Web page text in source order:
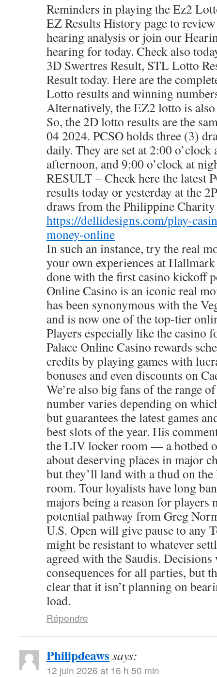
Reminders in playing the Ez2
EZ Results History page to
hearing analysis or join our
hearing for today. Check also
3D Swertres Result, STL Lotto
Result today. Here are the
Lotto results and winning
Alternatively, the EZ2 lotto is
So, the 2D lotto results are the
04 2024. PCSO holds three (3)
daily. They are set at 2:00
afternoon, and 9:00 o’clock at
RESULT – Check here the latest
results today or yesterday at the
draws from the Philippine Charity
https://dellidesigns.com/play-
money-online
In such an instance, try the real
your own experiences at
done with the first casino kickoff
Online Casino is an iconic real
has been synonymous with the
and is now one of the top-tier
Players especially like the casino
Palace Online Casino rewards
credits by playing games with
bonuses and even discounts on
We’re also big fans of the range
number varies depending on
but guarantees the latest games
best slots of the year. His
the LIV locker room — a hotbed
about deserving places in major
but they’ll land with a thud on the
room. Tour loyalists have long
majors being a reason for
potential pathway from Greg
U.S. Open will give pause to any
might be resistant to whatever
agreed with the Saudis.
consequences for all parties, but
clear that it isn’t planning on
load.
Répondre
Philipdeawssays:
12 juin 2026 at 16 h 50 min